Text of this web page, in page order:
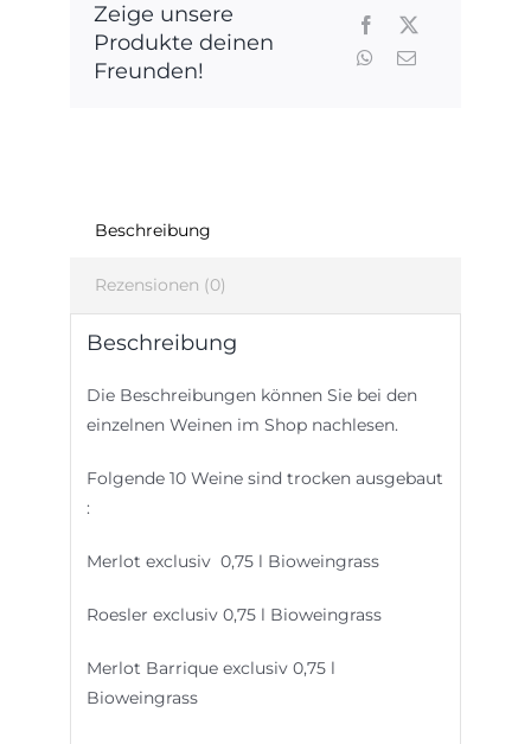
Beschreibung
Rezensionen (0)
Beschreibung
Die Beschreibungen können Sie bei den
einzelnen Weinen im Shop nachlesen.
Folgende 10 Weine sind trocken ausgebaut
:
Merlot exclusiv 0,75 l Bioweingrass
Roesler exclusiv 0,75 l Bioweingrass
Merlot Barrique exclusiv 0,75 l
Bioweingrass
Zeige unsere
Produkte deinen
Freunden!